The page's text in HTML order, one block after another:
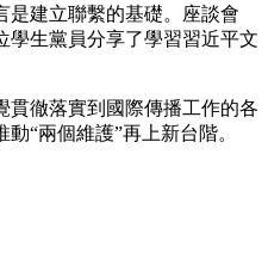
是建立聯繫的基礎。座談會
學生黨員分享了學習習近平文
徹落實到國際傳播工作的各
“兩個維護”再上新台階。